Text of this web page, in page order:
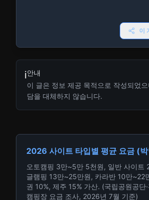
이
ℹ️안내
이 글은 정보 제공 목적으로 작성되었
담을 대체하지 않습니다.
2026 사이트 타입별 평균 요금 (
오토캠핑 3만~5만 5천원, 일반 사이트
글램핑 13만~25만원, 카라반 10만~22
권 10%, 제주 15% 가산. (국립공원공단
캠핑장 요금 조사, 2026년 7월 기준)